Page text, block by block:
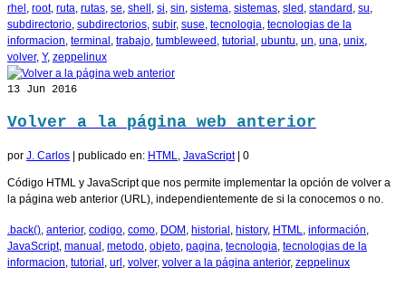
rhel root, ruta rutas se shell si sin sistema sistemas sled standard su
subdirectorio subdirectorios subir, suse tecnologia tecnologias de la
informacion terminal trabajo tumbleweed tutorial ubuntu un una unix
volver, Y, zeppelinux
13 Jun 2016
Volver a la página web anterior
por J. Carlos | publicado en: HTML JavaScript | 0
Código HTML y JavaScript que nos permite implementar la opción de volver a
la página web anterior (URL), independientemente de si la conocemos o no.
.back() anterior, codigo como DOM historial history, HTML información
JavaScript, manual metodo objeto pagina tecnologia tecnologias de la
informacion tutorial url volver, volver a la página anterior, zeppelinux